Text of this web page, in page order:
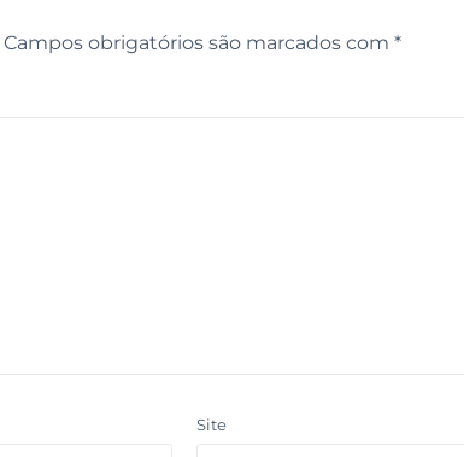
Campos obrigatórios são marcados com *
Site